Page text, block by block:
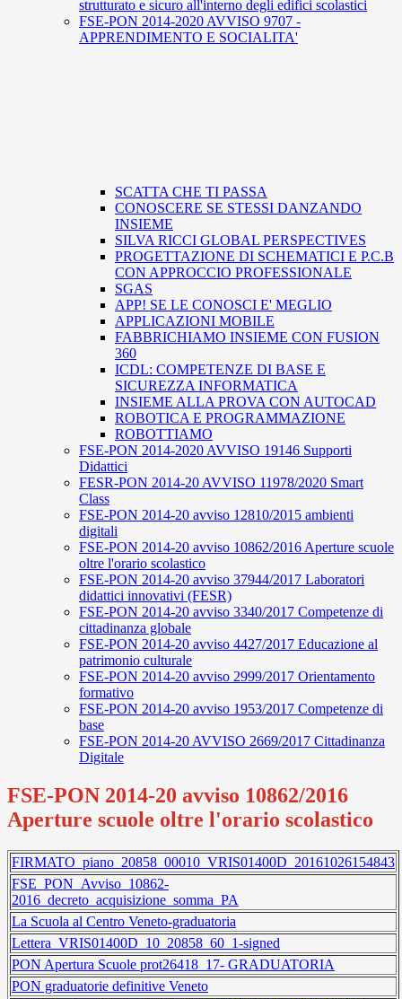
strutturato e sicuro all'interno degli edifici scolastici
FSE-PON 2014-2020 AVVISO 9707 -
APPRENDIMENTO E SOCIALITA'
SCATTA CHE TI PASSA
CONOSCERE SE STESSI DANZANDO
INSIEME
SILVA RICCI GLOBAL PERSPECTIVES
PROGETTAZIONE DI SCHEMATICI E P.C.B
CON APPROCCIO PROFESSIONALE
SGAS
APP! SE LE CONOSCI E' MEGLIO
APPLICAZIONI MOBILE
FABBRICHIAMO INSIEME CON FUSION
360
ICDL: COMPETENZE DI BASE E
SICUREZZA INFORMATICA
INSIEME ALLA PROVA CON AUTOCAD
ROBOTICA E PROGRAMMAZIONE
ROBOTTIAMO
FSE-PON 2014-2020 AVVISO 19146 Supporti
Didattici
FESR-PON 2014-20 AVVISO 11978/2020 Smart
Class
FSE-PON 2014-20 avviso 12810/2015 ambienti
digitali
FSE-PON 2014-20 avviso 10862/2016 Aperture scuole
oltre l'orario scolastico
FSE-PON 2014-20 avviso 37944/2017 Laboratori
didattici innovativi (FESR)
FSE-PON 2014-20 avviso 3340/2017 Competenze di
cittadinanza globale
FSE-PON 2014-20 avviso 4427/2017 Educazione al
patrimonio culturale
FSE-PON 2014-20 avviso 2999/2017 Orientamento
formativo
FSE-PON 2014-20 avviso 1953/2017 Competenze di
base
FSE-PON 2014-20 AVVISO 2669/2017 Cittadinanza
Digitale
FSE-PON 2014-20 avviso 10862/2016
Aperture scuole oltre l'orario scolastico
FIRMATO_piano_20858_00010_VRIS01400D_20161026154843
FSE_PON_Avviso_10862-
2016_decreto_acquisizione_somma_PA
La Scuola al Centro Veneto-graduatoria
Lettera_VRIS01400D_10_20858_60_1-signed
PON Apertura Scuole prot26418_17- GRADUATORIA
PON graduatorie definitive Veneto